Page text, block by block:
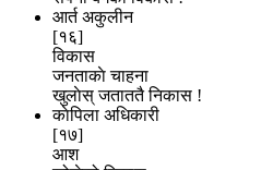
आर्त अकुलीन
[१६]
विकास
जनताकाे चाहना
खुलाेस् जताततै निकास !
काेपिला अधिकारी
[१७]
आश